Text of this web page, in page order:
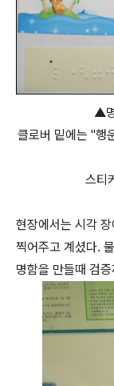
▲
클로버 밑에는 "행
스티
현장에서는 시각
찍어주고 계셨다.
명함을 만들때 검